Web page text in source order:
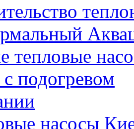
тепловые
подогревом
насосы